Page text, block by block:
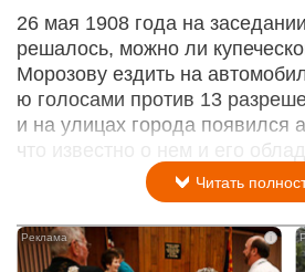
26 мая 1908 года на
решалось, можно ли
Морозову ездить на
ю голосами против 13
и на улицах города появился
что известно о нем и его
Читать
i